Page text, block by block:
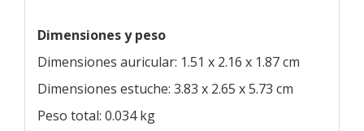
Dimensiones y peso
Dimensiones auricular: 1.51 x 2.16 x 1.87 cm
Dimensiones estuche: 3.83 x 2.65 x 5.73 cm
Peso total: 0.034 kg